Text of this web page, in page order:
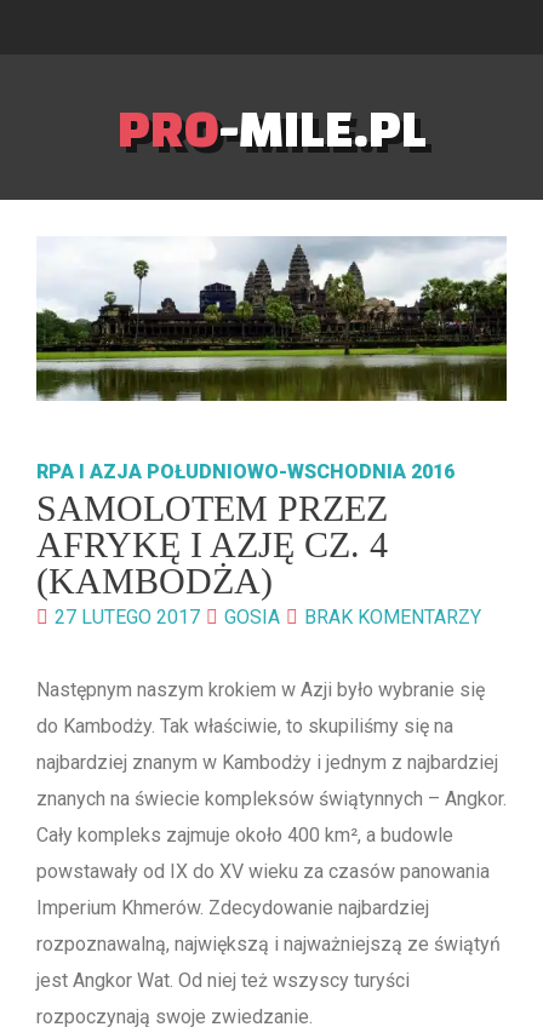
PRO-MILE.PL
RPA I AZJA POŁUDNIOWO-WSCHODNIA 2016
SAMOLOTEM PRZEZ
AFRYKĘ I AZJĘ CZ. 4
(KAMBODŻA)
27 LUTEGO 2017 GOSIA BRAK KOMENTARZY
Następnym naszym krokiem w Azji było wybranie się
do Kambodży. Tak właściwie, to skupiliśmy się na
najbardziej znanym w Kambodży i jednym z najbardziej
znanych na świecie kompleksów świątynnych – Angkor.
Cały kompleks zajmuje około 400 km², a budowle
powstawały od IX do XV wieku za czasów panowania
Imperium Khmerów. Zdecydowanie najbardziej
rozpoznawalną, największą i najważniejszą ze świątyń
jest Angkor Wat. Od niej też wszyscy turyści
rozpoczynają swoje zwiedzanie.